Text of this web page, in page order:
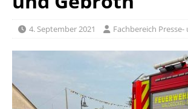
4. September 2021 Fachbereich